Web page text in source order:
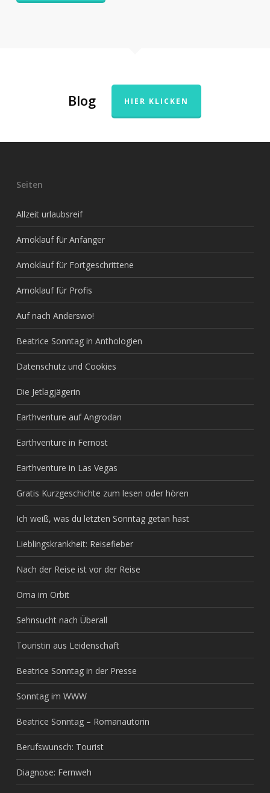
Blog HIER KLICKEN
Seiten
Allzeit urlaubsreif
Amoklauf für Anfänger
Amoklauf für Fortgeschrittene
Amoklauf für Profis
Auf nach Anderswo!
Beatrice Sonntag in Anthologien
Datenschutz und Cookies
Die Jetlagjägerin
Earthventure auf Angrodan
Earthventure in Fernost
Earthventure in Las Vegas
Gratis Kurzgeschichte zum lesen oder hören
Ich weiß, was du letzten Sonntag getan hast
Lieblingskrankheit: Reisefieber
Nach der Reise ist vor der Reise
Oma im Orbit
Sehnsucht nach Überall
Touristin aus Leidenschaft
Beatrice Sonntag in der Presse
Sonntag im WWW
Beatrice Sonntag – Romanautorin
Berufswunsch: Tourist
Diagnose: Fernweh